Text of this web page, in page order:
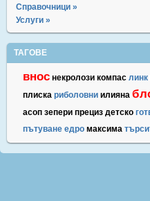
Справочници »
Услуги »
ТАГОВЕ
внос некролози компас линк
плиска риболовни илияна
асоп зепери прециз детско
пътуване едро максима